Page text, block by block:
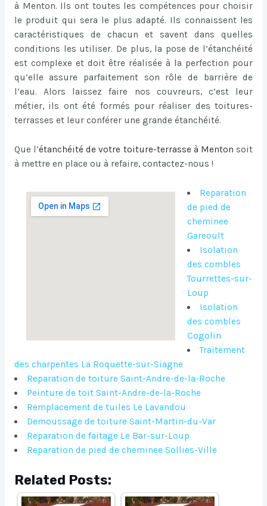
à Menton. Ils ont toutes les compétences pour choisir
le produit qui sera le plus adapté. Ils connaissent les
caractéristiques de chacun et savent dans quelles
conditions les utiliser. De plus, la pose de l’étanchéité
est complexe et doit être réalisée à la perfection pour
qu’elle assure parfaitement son rôle de barrière de
l’eau. Alors laissez faire nos couvreurs, c’est leur
métier, ils ont été formés pour réaliser des toitures-
terrasses et leur conférer une grande étanchéité.
Que l’étanchéité de votre toiture-terrasse à Menton soit
à mettre en place ou à refaire, contactez-nous !
Reparation
de pied de
cheminee
Gareoult
Isolation
des combles
Tourrettes-sur-
Loup
Isolation
des combles
Cogolin
Traitement
des charpentes La Roquette-sur-Siagne
Reparation de toiture Saint-Andre-de-la-Roche
Peinture de toit Saint-Andre-de-la-Roche
Remplacement de tuiles Le Lavandou
Demoussage de toiture Saint-Martin-du-Var
Reparation de faitage Le Bar-sur-Loup
Reparation de pied de cheminee Sollies-Ville
Related Posts: